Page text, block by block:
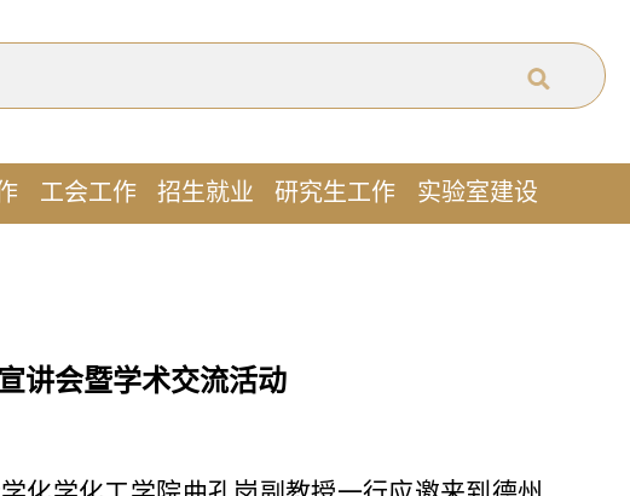
工会工作 招生就业 研究生工作 实验室建设
讲会暨学术交流活动